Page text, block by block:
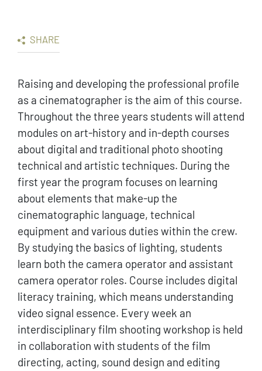
SHARE
Raising and developing the professional profile
as a cinematographer is the aim of this course.
Throughout the three years students will attend
modules on art-history and in-depth courses
about digital and traditional photo shooting
technical and artistic techniques. During the
first year the program focuses on learning
about elements that make-up the
cinematographic language, technical
equipment and various duties within the crew.
By studying the basics of lighting, students
learn both the camera operator and assistant
camera operator roles. Course includes digital
literacy training, which means understanding
video signal essence. Every week an
interdisciplinary film shooting workshop is held
in collaboration with students of the film
directing, acting, sound design and editing